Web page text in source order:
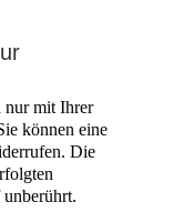
nur mit Ihrer
können eine
Die